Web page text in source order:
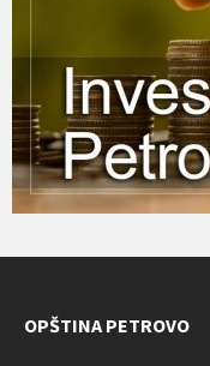
OPŠTINA PETROVO